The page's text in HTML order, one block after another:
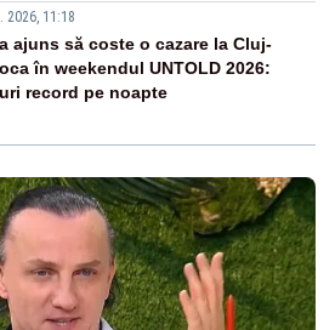
2026, 11:18
ajuns să coste o cazare la Cluj-
în weekendul UNTOLD 2026:
record pe noapte